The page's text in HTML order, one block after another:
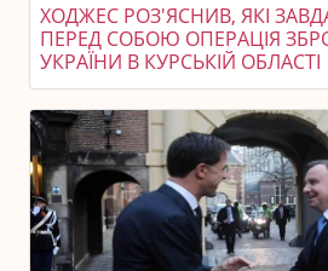
ХОДЖЕС РОЗ'ЯСНИВ, ЯКІ
ПЕРЕД СОБОЮ ОПЕРАЦІЯ
УКРАЇНИ В КУРСЬКІЙ ОБЛАСТІ